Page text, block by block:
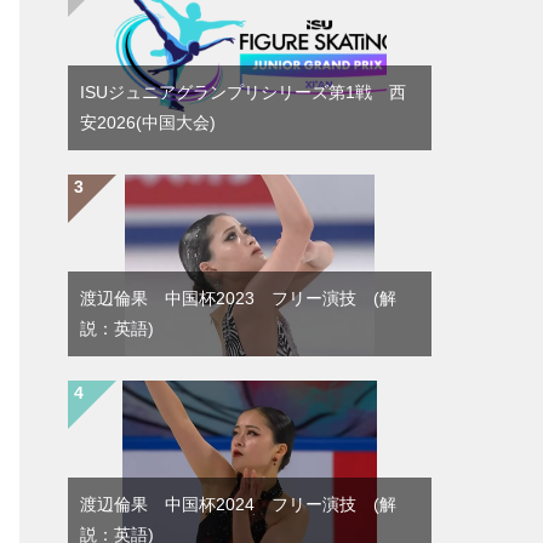
ISUジュニアグランプリシリーズ第1戦 西
安2026(中国大会)
渡辺倫果 中国杯2023 フリー演技 (解
説：英語)
渡辺倫果 中国杯2024 フリー演技 (解
説：英語)